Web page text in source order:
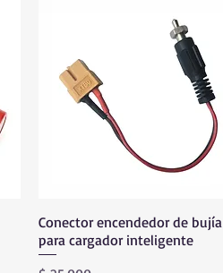
Vista rápida
Conector encendedor de bujía
para cargador inteligente